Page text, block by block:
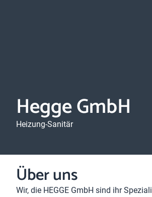
Hegge GmbH
Heizung-Sanitär
Über uns
Wir, die HEGGE GmbH sind ihr